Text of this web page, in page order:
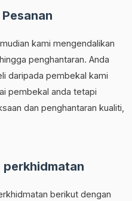
kami mengendalikan
penghantaran. Anda
daripada pembekal kami
pembekal anda tetapi
dan penghantaran kualiti,
perkhidmatan
berikut dengan